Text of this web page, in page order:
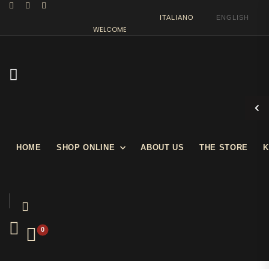
WELCOME IN OUR SHOW STORE
ITALIANO ENGLISH
HOME SHOP ONLINE ABOUT US THE STORE
0